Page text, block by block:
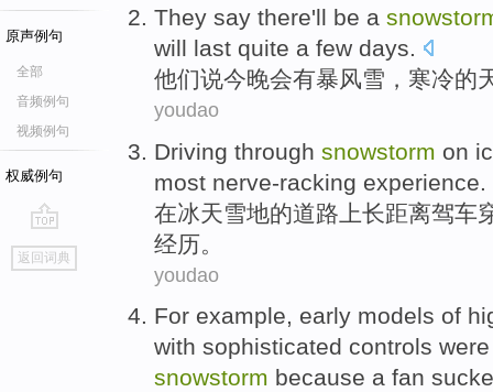
原声例句
全部
音频例句
视频例句
权威例句
go
top
返回词典
They say there'll be a
will last quite a few days.
他们说今晚会有暴风雪 ， 寒冷的
youdao
Driving through snowstorm on
most nerve-racking experience
在冰天雪地的道路上长距离驾车
经历。
youdao
For example, early models of
with sophisticated controls
snowstorm because a fan